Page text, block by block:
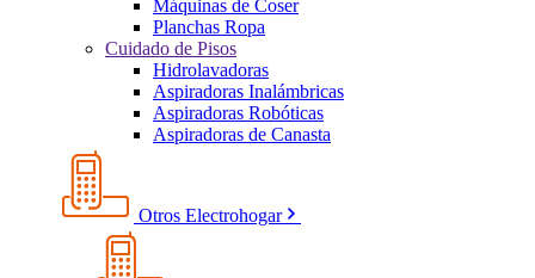
Máquinas de Coser
Planchas Ropa
Cuidado de Pisos
Hidrolavadoras
Aspiradoras Inalámbricas
Aspiradoras Robóticas
Aspiradoras de Canasta
Otros Electrohogar